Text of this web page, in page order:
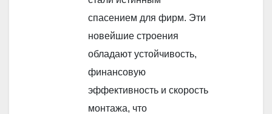
спасением для фирм. Эти
новейшие строения
обладают устойчивость,
финансовую
эффективность и скорость
монтажа, что